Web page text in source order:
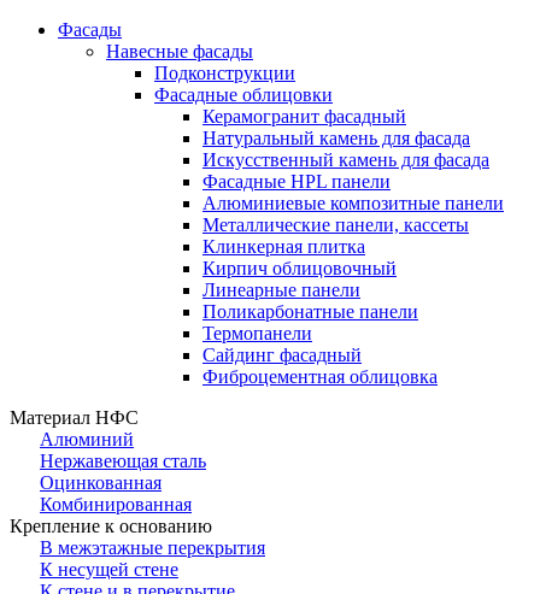
Фасады
Навесные фасады
Подконструкции
Фасадные облицовки
Керамогранит фасадный
Натуральный камень для фасада
Искусственный камень для фасада
Фасадные HPL панели
Алюминиевые композитные панели
Металлические панели, кассеты
Клинкерная плитка
Кирпич облицовочный
Линеарные панели
Поликарбонатные панели
Термопанели
Сайдинг фасадный
Фиброцементная облицовка
Материал НФС
Алюминий
Нержавеющая сталь
Оцинкованная
Комбинированная
Крепление к основанию
В межэтажные перекрытия
К несущей стене